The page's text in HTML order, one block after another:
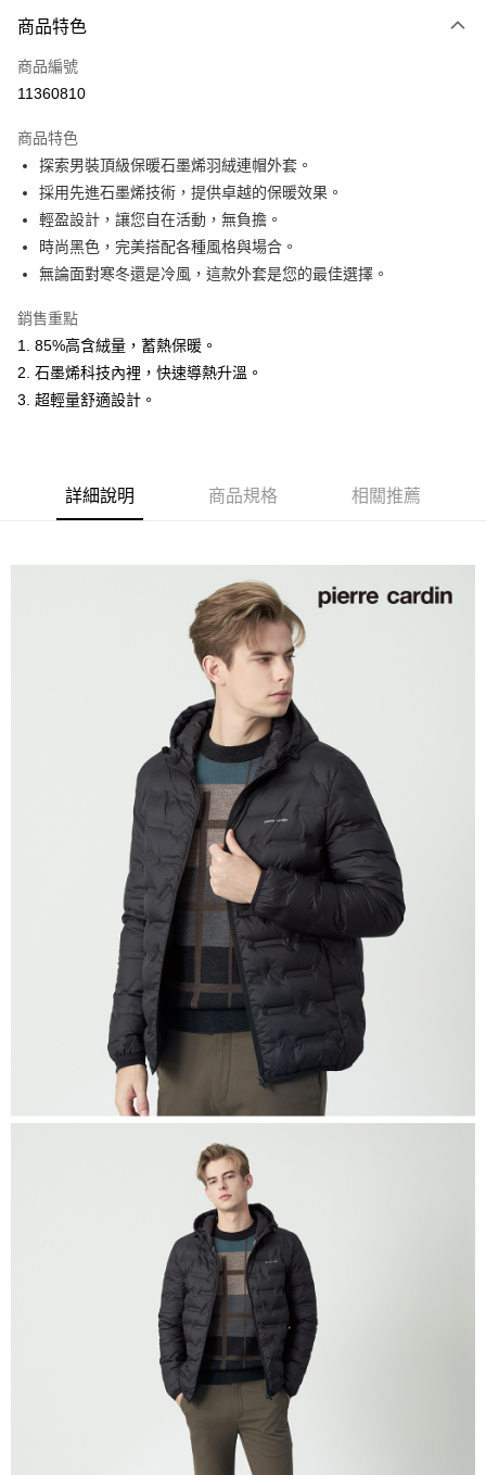
信用卡一次付款
超商取貨付款
Apple Pay
悠遊付
Google Pay
ATM付款
全家取貨付款
每筆NT$60，滿NT$1,200(含以上)免運費
萊爾富取貨付款
每筆NT$60，滿NT$1,200(含以上)免運費
每筆NT$60，滿NT$1,200(含以上)免運費
每筆NT$60，滿NT$1,200(含以上)免運費
每筆NT$80，滿NT$1,200(含以上)免運費
每筆NT$80，滿NT$1,200(含以上)免運費
商品特色
商品編號
11360810
商品特色
探索男裝頂級保暖石墨烯羽絨連帽外套。
採用先進石墨烯技術，提供卓越的保暖效果。
輕盈設計，讓您自在活動，無負擔。
時尚黑色，完美搭配各種風格與場合。
無論面對寒冬還是冷風，這款外套是您的最佳選擇。
銷售重點
1. 85%高含絨量，蓄熱保暖。
2. 石墨烯科技內裡，快速導熱升溫。
3. 超輕量舒適設計。
詳細說明 商品規格 相關推薦